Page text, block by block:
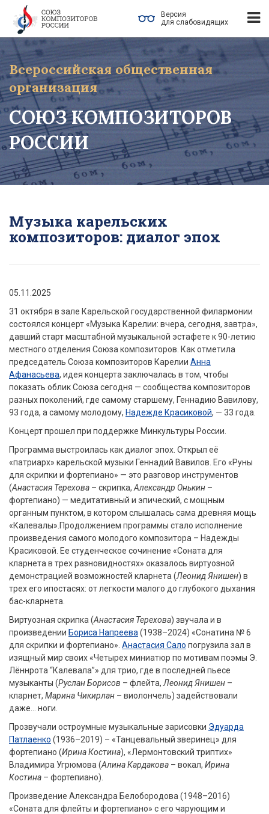
Версия
для слабовидящих
Всероссийская общественная
организация
СОЮЗ КОМПОЗИТОРОВ
РОССИИ
Музыка карельских
композиторов: диалог эпох
05.11.2025
31 октября в зале Карельской государственной филармонии
состоялся концерт «Музыка Карелии: вчера, сегодня, завтра»,
давший старт масштабной музыкальной эстафете к 90-летию
местного отделения Союза композиторов. Как отметила
председатель Союза композиторов Карелии Анна
Афанасьева, идея концерта заключалась в том, чтобы
показать облик Союза сегодня — сообщества композиторов
разных поколений, где самому старшему, Геннадию Вавилову,
93 года, а самому молодому, Надежде Красиковой, — 33 года.
Концерт прошел при поддержке Минкультуры России.
Программа выстроилась как диалог эпох. Открыл её
«патриарх» карельской музыки Геннадий Вавилов. Его «Руны
для скрипки и фортепиано» — это разговор инструментов
(Анастасия Терехова – скрипка, Александр Онькин –
фортепиано) — медитативный и эпический, с мощным
органным пунктом, в котором слышалась сама древняя мощь
«Калевалы».Продолжением программы стало исполнение
произведения самого молодого композитора – Надежды
Красиковой. Ее студенческое сочинение «Соната для
кларнета в трех разновидностях» оказалось виртуозной
демонстрацией возможностей кларнета (Леонид Янишен) в
трех его ипостасях: от легкости малого до глубокого дыхания
бас-кларнета.
Виртуозная скрипка (Анастасия Терехова) звучала и в
произведении Бориса Напреева (1938–2024) «Сонатина № 6
для скрипки и фортепиано». Анастасия Сало погрузила зал в
изящный мир своих «Четырех миниатюр по мотивам поэмы Э.
Лённрота “Калевала”» для трио, где в последней пьесе
музыканты (Руслан Борисов – флейта, Леонид Янишен –
кларнет, Марина Чикирлан – виолончель) задействовали
даже… ноги.
Прозвучали остроумные музыкальные зарисовки Эдуарда
Патлаенко (1936–2019) – «Танцевальный зверинец» для
фортепиано (Ирина Костина), «Лермонтовский триптих»
Владимира Угрюмова (Алина Кардакова – вокал, Ирина
Костина – фортепиано).
Произведение Александра Белобородова (1948–2016)
«Соната для флейты и фортепиано» с его чарующим и